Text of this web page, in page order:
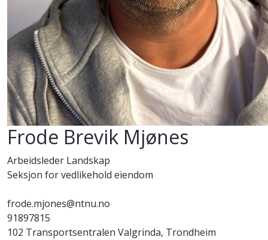
Frode Brevik Mjønes
Arbeidsleder Landskap
Seksjon for vedlikehold eiendom
frode.mjones@ntnu.no
91897815
102 Transportsentralen Valgrinda, Trondheim